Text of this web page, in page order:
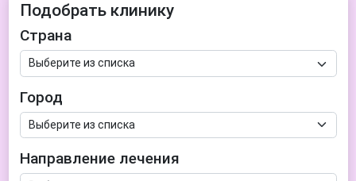
Подобрать клинику
Страна
Город
Направление лечения